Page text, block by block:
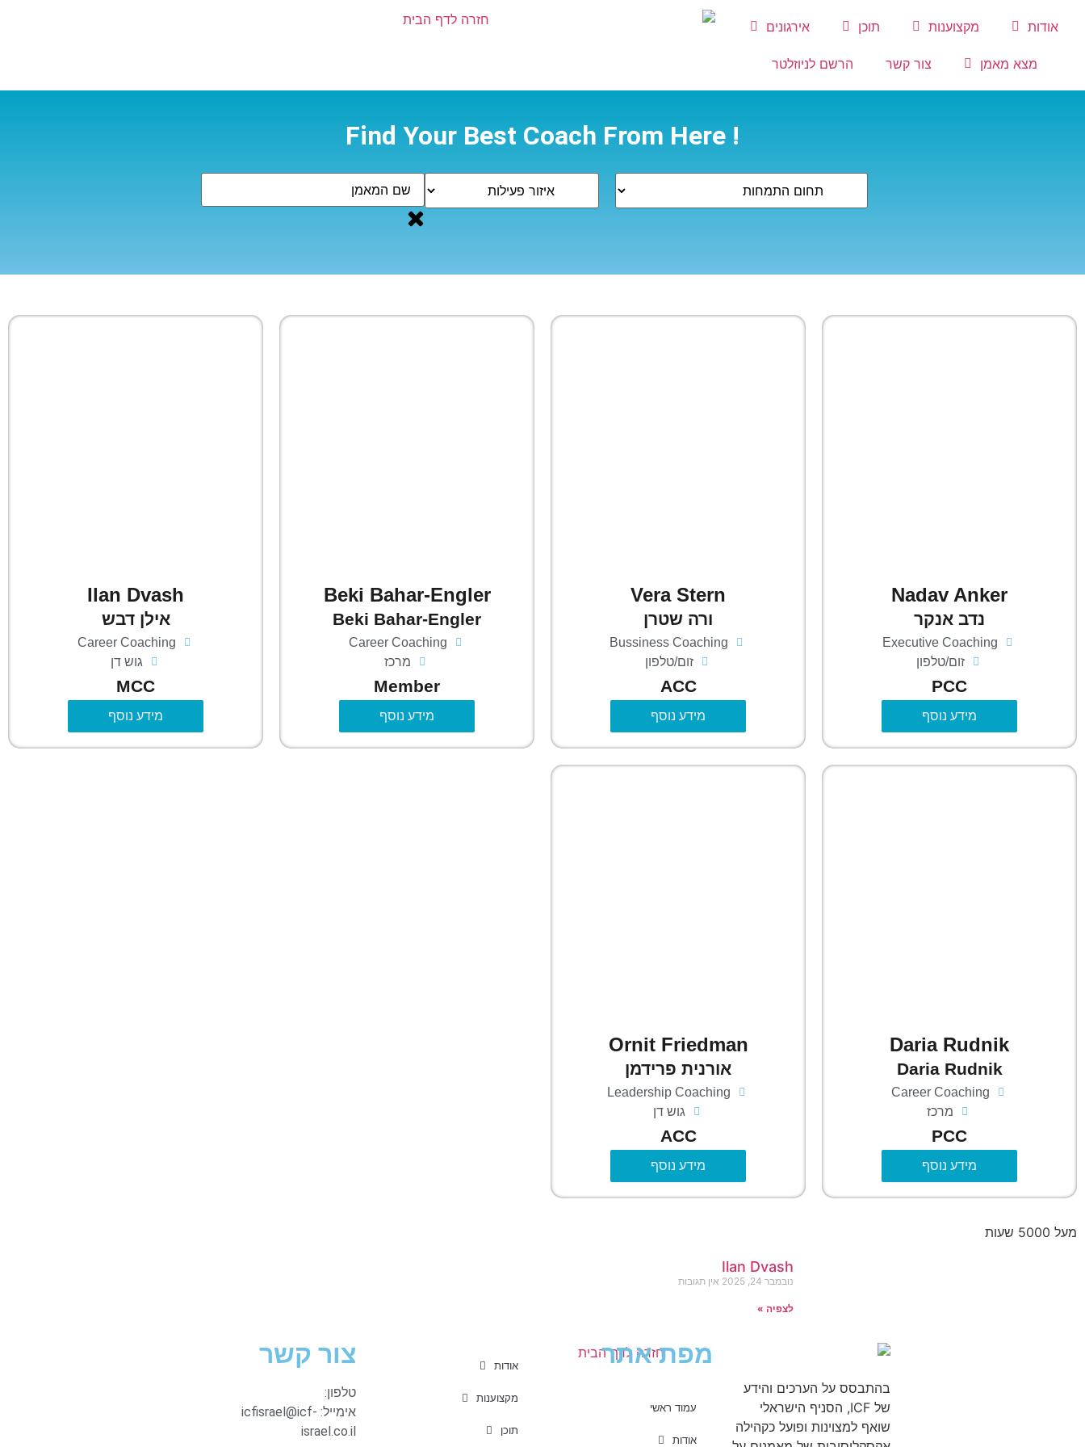
אודות מקצוענות תוכן אירגונים
מצא מאמן צור קשר הרשם לניוזלטר
! Find Your Best Coach From Here
Nadav Anker
נדב אנקר
Executive Coaching
זום/טלפון
PCC
מידע נוסף
Vera Stern
ורה שטרן
Bussiness Coaching
זום/טלפון
ACC
מידע נוסף
Beki Bahar-Engler
Beki Bahar-Engler
Career Coaching
מרכז
Member
מידע נוסף
Ilan Dvash
אילן דבש
Career Coaching
גוש דן
MCC
מידע נוסף
Daria Rudnik
Daria Rudnik
Career Coaching
מרכז
PCC
מידע נוסף
Ornit Friedman
אורנית פרידמן
Leadership Coaching
גוש דן
ACC
מידע נוסף
מעל 5000 שעות
Ilan Dvash
נובמבר 24, 2025 אין תגובות
לצפיה »
בהתבסס על הערכים והידע
של ICF, הסניף הישראלי
שואף למצוינות ופועל כקהילה
מפת אתר
עמוד ראשי
אודות
אודות
מקצוענות
תוכן
צור קשר
טלפון:
אימייל: icfisrael@icf-
israel.co.il